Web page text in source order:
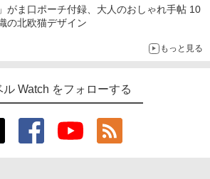
がま口ポーチ付録、大人のおしゃれ手帖 10
の北欧猫デザイン
もっと見る
ル Watch をフォローする